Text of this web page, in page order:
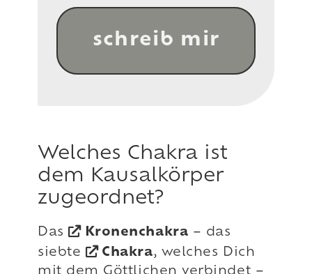
schreib mir
Welches Chakra ist
dem Kausalkörper
zugeordnet?
Das Kronenchakra – das
siebte
Chakra, welches Dich